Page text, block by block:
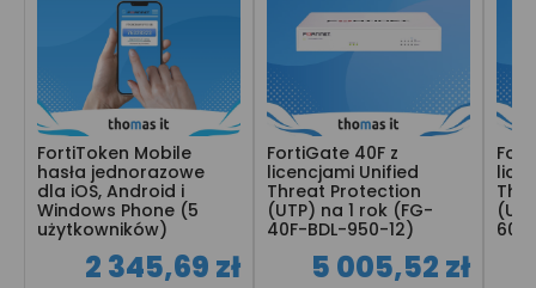
FortiToken Mobile
hasła jednorazowe
dla iOS, Android i
Windows Phone (5
użytkowników)
2 345,69 zł
FortiGate 40F z
licencjami Unified
Threat Protection
(UTP) na 1 rok (FG-
40F-BDL-950-12)
5 005,52 zł